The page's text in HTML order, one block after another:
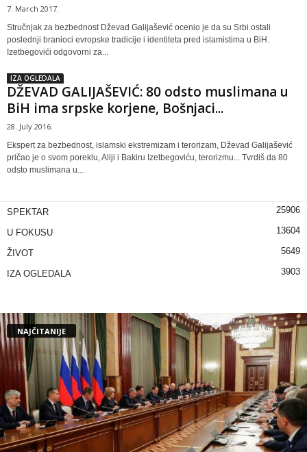
7. March 2017.
Stručnjak za bezbednost Dževad Galijašević ocenio je da su Srbi ostali
poslednji branioci evropske tradicije i identiteta pred islamistima u BiH.
Izetbegovići odgovorni za...
IZA OGLEDALA
DŽEVAD GALIJAŠEVIĆ: 80 odsto muslimana u
BiH ima srpske korjene, Bošnjaci...
28. July 2016.
Ekspert za bezbednost, islamski ekstremizam i terorizam, Dževad Galijašević
pričao je o svom poreklu, Aliji i Bakiru Izetbegoviću, terorizmu... Tvrdiš da 80
odsto muslimana u...
SPEKTAR 25906
U FOKUSU 13604
ŽIVOT 5649
IZA OGLEDALA 3903
NAJČITANIJE